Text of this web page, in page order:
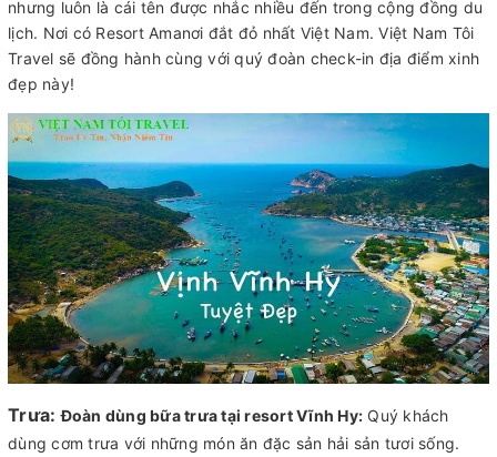
nhưng luôn là cái tên được nhắc nhiều đến trong cộng đồng du
lịch. Nơi có Resort Amanơi đắt đỏ nhất Việt Nam. Việt Nam Tôi
Travel sẽ đồng hành cùng với quý đoàn check-in địa điểm xinh
đẹp này!
Trưa: Đoàn dùng bữa trưa tại resort Vĩnh Hy: Quý khách
dùng cơm trưa với những món ăn đặc sản hải sản tươi sống.